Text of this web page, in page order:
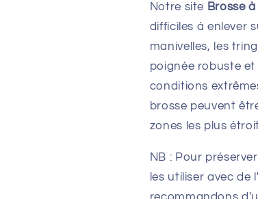
Notre site Brosse
difficiles à enlever
manivelles, les
poignée robuste
conditions
brosse peuvent
zones les plus
NB : Pour
les utiliser avec